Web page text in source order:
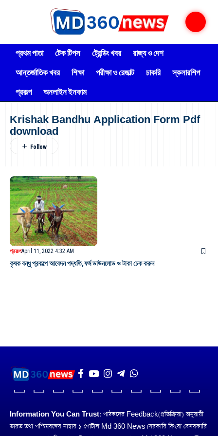
প্রথম পাতা টেক টিপস ট্রেন্ডিং খবর
রাজ্য ও দেশ
আন্তর্জাতিক খবর
শিক্ষা পরীক্ষা ও রেজাল্ট চাকরি
স্কলারশিপ
প্রকল্প
অনলাইন ইনকাম
Krishak Bandhu Application Form Pdf
download
প্রকল্পApril 11, 2022 4:32 AM
কৃষক বন্ধু প্রকল্পে আবেদন পদ্ধতি,ফর্ম ডাউনলোড ও টাকা চেক করুন
Information You Can Trust: পাঠকদের Feedback(প্রতিক্রিয়া) অনুয়ায়ী
ভারত তথা পশ্চিমবঙ্গের নাম্বার ১ পোর্টাল Md 360 News। সরকারি কিংবা বেসরকারি